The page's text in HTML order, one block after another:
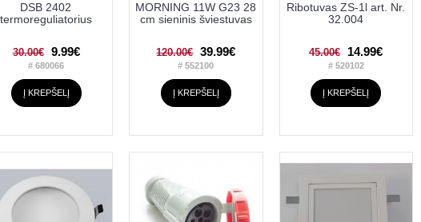
DSB 2402
termoreguliatorius
30.00€ 9.99€
# 680066
Į KREPŠELĮ
MORNING 11W G23 28
cm sieninis šviestuvas
120.00€ 39.99€
# 552100
Į KREPŠELĮ
Ribotuvas ZS-1l art. Nr.
32.004
45.00€ 14.99€
# 520102
Į KREPŠELĮ